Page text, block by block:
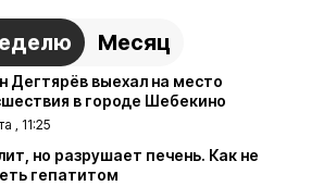
Месяц
Дегтярёв выехал на место
в городе Шебекино
, 11:25
но разрушает печень. Как не
гепатитом